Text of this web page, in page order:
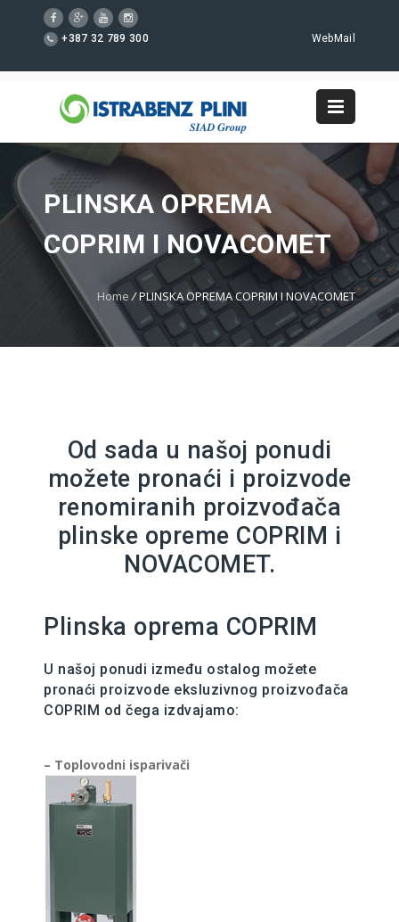
+387 32 789 300 WebMail
PLINSKA OPREMA
COPRIM I NOVACOMET
Home /PLINSKA OPREMA COPRIM I NOVACOMET
Od sada u našoj ponudi
možete pronaći i proizvode
renomiranih proizvođača
plinske opreme COPRIM i
NOVACOMET.
Plinska oprema COPRIM
U našoj ponudi između ostalog možete
pronaći proizvode eksluzivnog proizvođača
COPRIM od čega izdvajamo:
– Toplovodni isparivači